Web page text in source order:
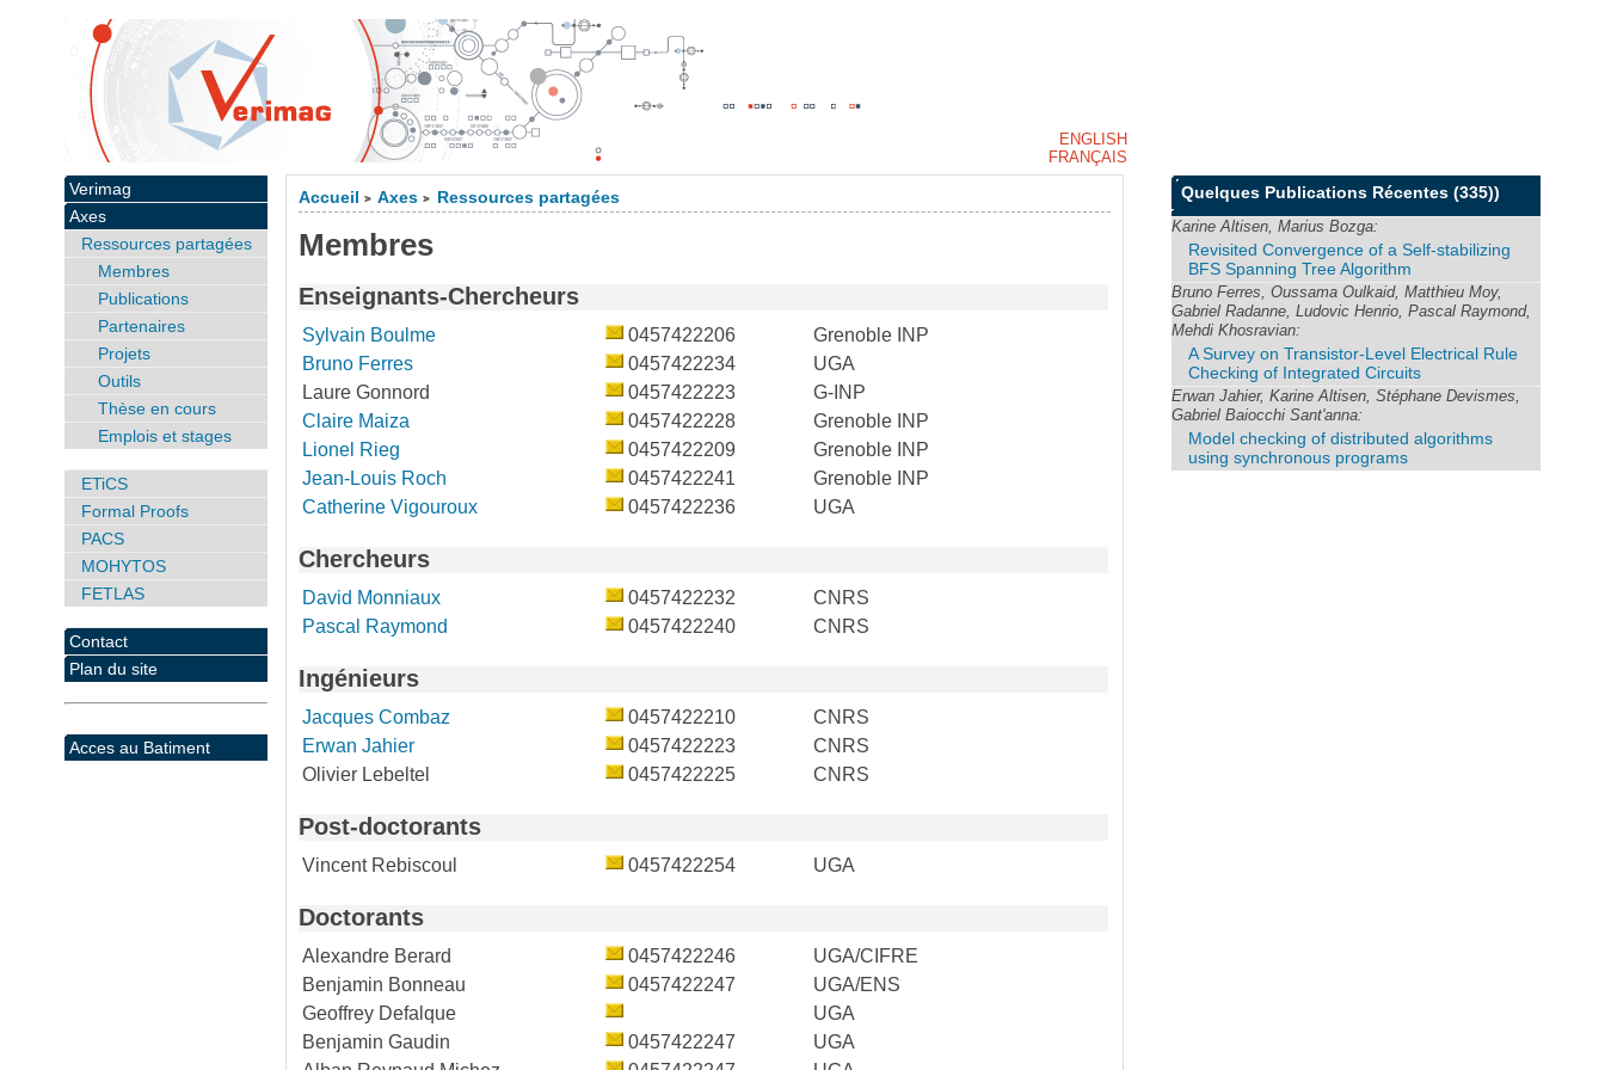
Accueil > Axes > Ressources partagées
Membres
Enseignants-Chercheurs
Sylvain Boulme 0457422206
Grenoble INP
Bruno Ferres
0457422234
UGA
Laure Gonnord
0457422223
G-INP
Claire Maiza
0457422228
Grenoble INP
Lionel Rieg
0457422209
Grenoble INP
Jean-Louis Roch
0457422241
Grenoble INP
Catherine Vigouroux
0457422236 UGA
Chercheurs
David Monniaux 0457422232
CNRS
Pascal Raymond
0457422240 CNRS
Ingénieurs
Jacques Combaz 0457422210
CNRS
Erwan Jahier
0457422223
CNRS
Olivier Lebeltel
0457422225 CNRS
Post-doctorants
Vincent Rebiscoul 0457422254 UGA
Doctorants
Alexandre Berard 0457422246
UGA/CIFRE
Benjamin Bonneau
0457422247
UGA/ENS
Geoffrey Defalque
UGA
Benjamin Gaudin
0457422247
UGA
Verimag
Axes
Ressources partagées
Membres
Publications
Partenaires
Projets
Outils
Thèse en cours
Emplois et stages
ETiCS
Formal Proofs
PACS
MOHYTOS
FETLAS
Contact
Plan du site
Acces au Batiment
Quelques Publications Récentes(335))
Karine Altisen, Marius Bozga:
Revisited Convergence of a Self-stabilizing
BFS Spanning Tree Algorithm
Bruno Ferres, Oussama Oulkaid, Matthieu Moy,
Gabriel Radanne, Ludovic Henrio, Pascal Raymond,
Mehdi Khosravian:
A Survey on Transistor-Level Electrical Rule
Checking of Integrated Circuits
Erwan Jahier, Karine Altisen, Stéphane Devismes,
Gabriel Baiocchi Sant'anna:
Model checking of distributed algorithms
using synchronous programs
ENGLISH
FRANÇAIS